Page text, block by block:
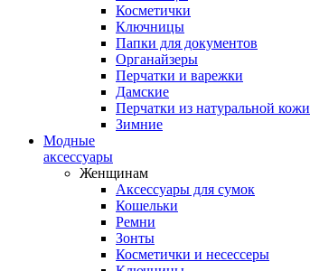
Косметички
Ключницы
Папки для документов
Органайзеры
Перчатки и варежки
Дамские
Перчатки из натуральной кожи
Зимние
Модные
аксессуары
Женщинам
Аксессуары для сумок
Кошельки
Ремни
Зонты
Косметички и несессеры